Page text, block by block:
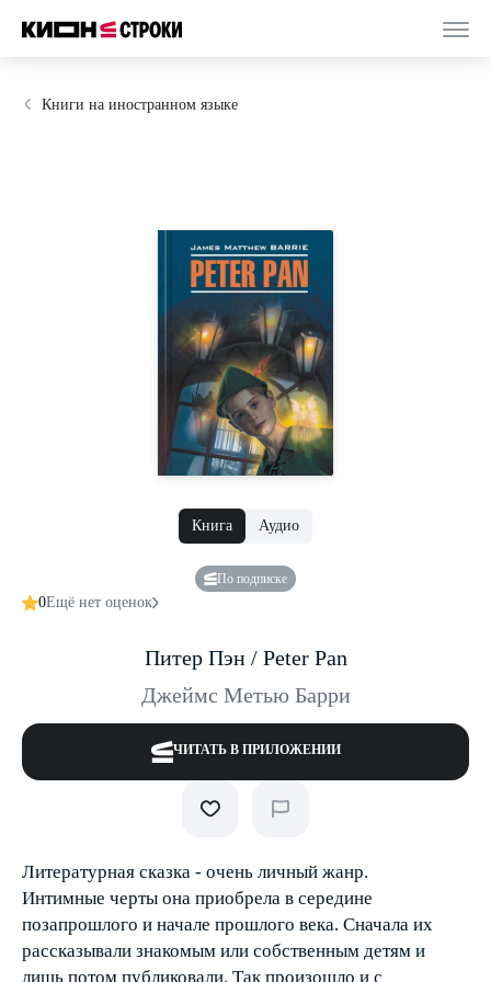
Книги на иностранном языке
Книга Аудио
По подписке
0Ещё нет оценок
Питер Пэн / Peter Pan
Джеймс Метью Барри
ЧИТАТЬ В ПРИЛОЖЕНИИ
Литературная сказка - очень личный жанр.
Интимные черты она приобрела в середине
позапрошлого и начале прошлого века. Сначала их
рассказывали знакомым или собственным детям и
лишь потом публиковали. Так произошло и с